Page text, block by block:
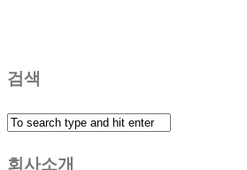
검색
회사소개